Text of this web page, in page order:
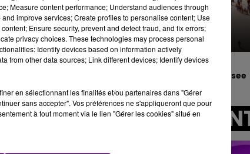
- 20h00
CHAMPAGNE FM LE WEEK-
de 18H00.
La Traversee
A
Measure content performance; Understand audiences through
improve services; Create profiles to personalise content; Use
Ensure security, prevent and detect fraud, and fix errors;
privacy choices. These technologies may process personal
Identify devices based on information actively
from other data sources; Link different devices; Identify devices
en sélectionnant les finalités et/ou partenaires dans "Gérer
sans accepter". Vos préférences ne s'appliqueront que pour
à tout moment via le lien "Gérer les cookies" situé en